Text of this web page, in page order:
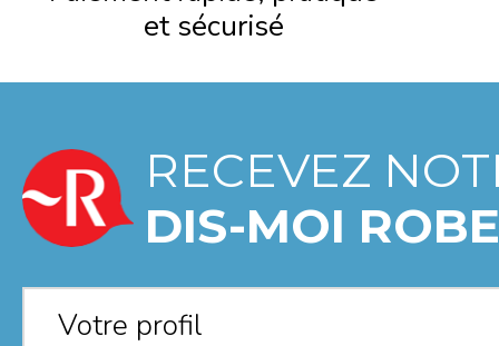
et sécurisé
RECEVEZ
DIS-MOI
Votre profil*
Votre profil